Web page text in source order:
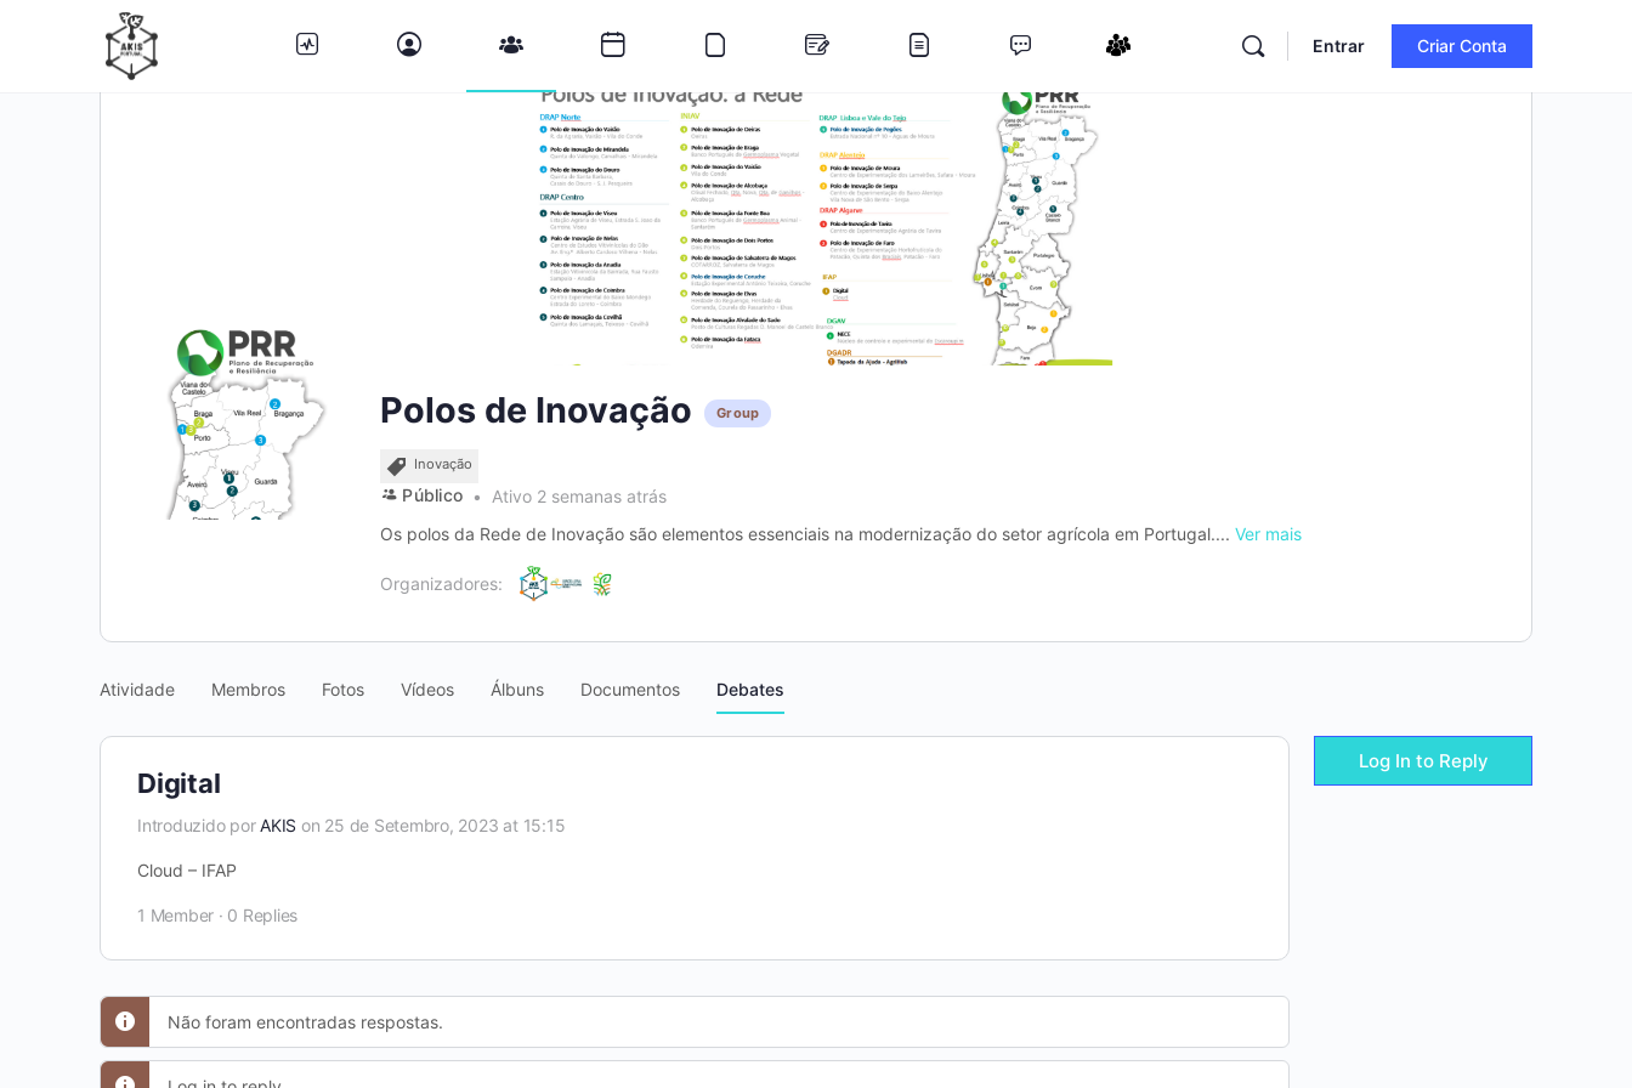
Entrar Criar Conta
Polos de Inovação Group
Inovação
Público
Ativo 2 semanas atrás
Os polos da Rede de Inovação são elementos essenciais na modernização do setor agrícola em Portugal.... Ver mais
Organizadores:
Atividade Membros Fotos Vídeos Álbuns Documentos Debates
Digital
Introduzido porAKIS on 25 de Setembro, 2023 at 15:15
Cloud – IFAP
1 Member · 0 Replies
Não foram encontradas respostas.
Log In to Reply